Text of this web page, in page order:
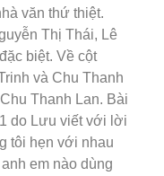
văn thứ thiệt.
Thị Thái, Lê
biệt. Về cột
và Chu Thanh
Thanh Lan. Bài
do Lưu viết với lời
tôi hẹn với nhau
em nào dùng